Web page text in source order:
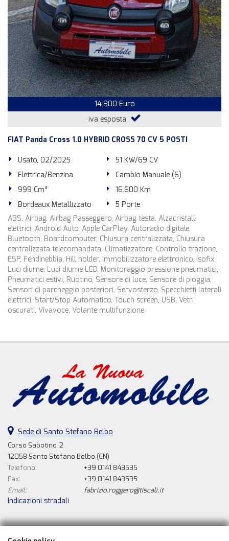
14.800 Euro
iva esposta
FIAT Panda Cross 1.0 HYBRID CROSS 70 CV 5 POSTI
Usato, 02/2025
51 KW/69 CV
Elettrica/Benzina
Cambio Manuale (6)
999 Cm³
16.600 Km
Bordeaux Metallizzato
5 Porte
ABS, Airbag, Airbag Passeggero, Airbag testa, Alzacristalli
elettrici, Android Auto, Apple CarPlay, Autoradio digitale,
Bluetooth, Boardcomputer, Chiusura centralizzata, Chiusura
centralizzata telecomandata, Climatizzatore, Controllo trazione,
ESP, Fendinebbia, Hill holder, Immobilizzatore elettronico, Isofix,
Luci diurne, Luci diurne LED, Monitoraggio pressione pneumatici,
Pneumatici estivi, Ruotino, Sensore di luce, Sensore di pioggia,
Sensori di parcheggio posteriori, Servosterzo, Specchietti laterali
elettrici, Start/Stop Automatico, Touch screen, USB, Vetri
oscurati, Vivavoce, Volante multifunzione
Sede di Santo Stefano Belbo
Corso Sabotino, 2
12058 Santo Stefano Belbo (CN)
Telefono:
+39 0141 843535
Fax:
+39 0141 843535
Email:
fabrizio.roggero@tiscali.it
Indicazioni stradali
Dati fiscali: